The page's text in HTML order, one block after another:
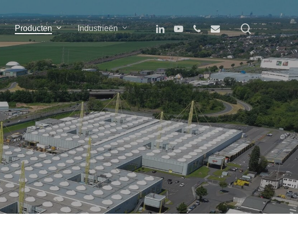
Producten Industrieën linkedinyoutubephoneemail search